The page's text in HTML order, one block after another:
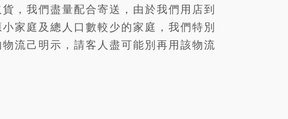
，我們盡量配合寄送，由於我們用店到
家庭及總人口數較少的家庭，我們特別
流己明示，請客人盡可能別再用該物流